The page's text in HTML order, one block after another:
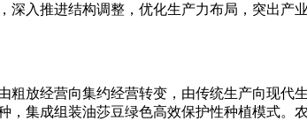
入推进结构调整，优化生产力布局，突出产
放经营向集约经营转变，由传统生产向现代
集成组装油莎豆绿色高效保护性种植模式。